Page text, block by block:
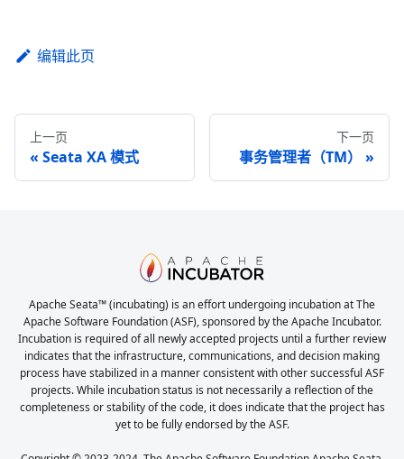
编辑此页
上一页
Seata XA 模式
下一页
事务管理者（TM）
Apache Seata™ (incubating) is an effort undergoing incubation at The
Apache Software Foundation (ASF), sponsored by the Apache Incubator.
Incubation is required of all newly accepted projects until a further review
indicates that the infrastructure, communications, and decision making
process have stabilized in a manner consistent with other successful ASF
projects. While incubation status is not necessarily a reflection of the
completeness or stability of the code, it does indicate that the project has
yet to be fully endorsed by the ASF.